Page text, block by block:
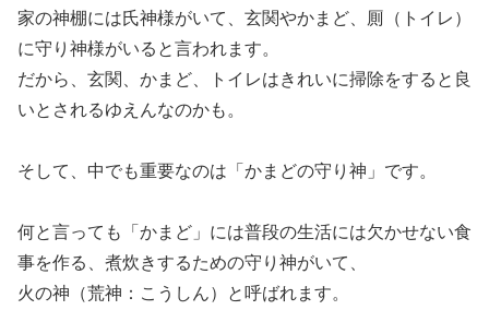
家の神棚には氏神様がいて、玄関やかまど、厠（トイレ）
に守り神様がいると言われます。
だから、玄関、かまど、トイレはきれいに掃除をすると良
いとされるゆえんなのかも。
そして、中でも重要なのは「かまどの守り神」です。
何と言っても「かまど」には普段の生活には欠かせない食
事を作る、煮炊きするための守り神がいて、
火の神（荒神：こうしん）と呼ばれます。